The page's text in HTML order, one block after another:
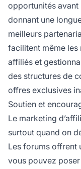
opportunités avant
donnant une
meilleurs
facilitent même les
affiliés et
des structures de
offres exclusives
Soutien et
Le marketing
surtout quand on
Les forums offrent
vous pouvez